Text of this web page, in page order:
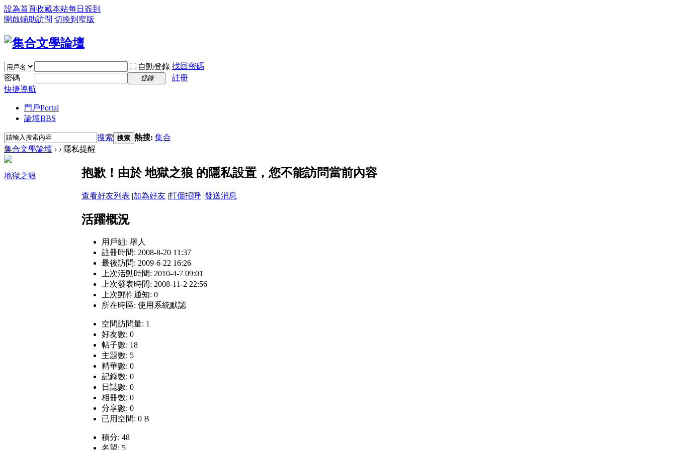
設為首頁收藏本站每日簽到
開啟輔助訪問 切換到窄版
自動登錄 找回密碼
密碼
登錄
註冊
快捷導航
門戶Portal
論壇BBS
搜索 搜索 熱搜: 集合
集合文學論壇 › › 隱私提醒
地獄之狼 抱歉！由於 地獄之狼 的隱私設置，您不能訪問當前內容
查看好友列表 |加為好友 |打個招呼 |發送消息
活躍概況
用戶組: 舉人
註冊時間: 2008-8-20 11:37
最後訪問: 2009-6-22 16:26
上次活動時間: 2010-4-7 09:01
上次發表時間: 2008-11-2 22:56
上次郵件通知: 0
所在時區: 使用系統默認
空間訪問量: 1
好友數: 0
帖子數: 18
主題數: 5
精華數: 0
記錄數: 0
日誌數: 0
相冊數: 0
分享數: 0
已用空間: 0 B
積分: 48
名望: 5